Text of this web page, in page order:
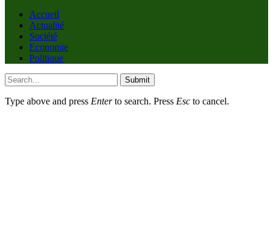
Accueil
Actualité
Société
Economie
Politique
Submit
Type above and press Enterto search. Press Esc to cancel.